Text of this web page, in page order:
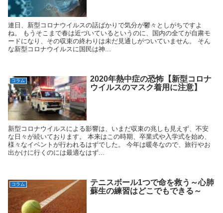
連日、新型コロナウイルスの話ばかりで気分が鬱々としがちですよ
ね。 もうそこまで春は近づいているというのに、国内の全てが自粛モ
ードになり、その収束の終わりは未だ見通しがついていません。 そん
な新型コロナウイルスに国民は神...
コラム
2020年熱中症の恐怖【新型コロナ
ウイルスのマスク着用に注意】
新型コロナウイルスによる影響は、いまだ収束の兆しも見えず、不安
な日々が続いております。 本来はこの時期、卒業式や入学式を始め、
様々なイベントが行われるはずでした。 今年は暖冬なので、旅行やお
出かけに行くのには最適なはず...
コラム
テニスボール1つで命を救う～心肺
蘇生の練習はどこでもできる～